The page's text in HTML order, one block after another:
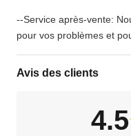
--Service après-vente:
pour vos problèmes et
Avis des clients
4.5